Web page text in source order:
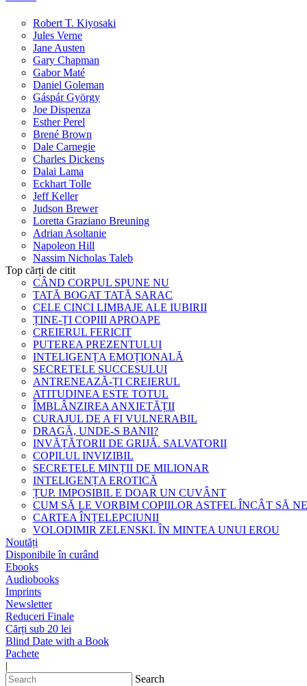
Robert T. Kiyosaki
Jules Verne
Jane Austen
Gary Chapman
Gabor Maté
Daniel Goleman
Gáspár György
Joe Dispenza
Esther Perel
Brené Brown
Dale Carnegie
Charles Dickens
Dalai Lama
Eckhart Tolle
Jeff Keller
Judson Brewer
Loretta Graziano Breuning
Adrian Asoltanie
Napoleon Hill
Nassim Nicholas Taleb
Top cărți de citit
CÂND CORPUL SPUNE NU
TATĂ BOGAT TATĂ SARAC
CELE CINCI LIMBAJE ALE IUBIRII
ȚINE-ȚI COPIII APROAPE
CREIERUL FERICIT
PUTEREA PREZENTULUI
INTELIGENȚA EMOȚIONALĂ
SECRETELE SUCCESULUI
ANTRENEAZĂ-ȚI CREIERUL
ATITUDINEA ESTE TOTUL
ÎMBLÂNZIREA ANXIETĂȚII
CURAJUL DE A FI VULNERABIL
DRAGĂ, UNDE-S BANII?
INVĂȚĂTORII DE GRIJĂ. SALVATORII
COPILUL INVIZIBIL
SECRETELE MINȚII DE MILIONAR
INTELIGENȚA EROTICĂ
ȚUP. IMPOSIBIL E DOAR UN CUVÂNT
CUM SĂ LE VORBIM COPIILOR ASTFEL ÎNCÂT SĂ
CARTEA ÎNȚELEPCIUNII
VOLODIMIR ZELENSKI. ÎN MINTEA UNUI EROU
Noutăți
Disponibile în curând
Ebooks
Audiobooks
Imprints
Newsletter
Reduceri Finale
Cărți sub 20 lei
Blind Date with a Book
Pachete
|
Search